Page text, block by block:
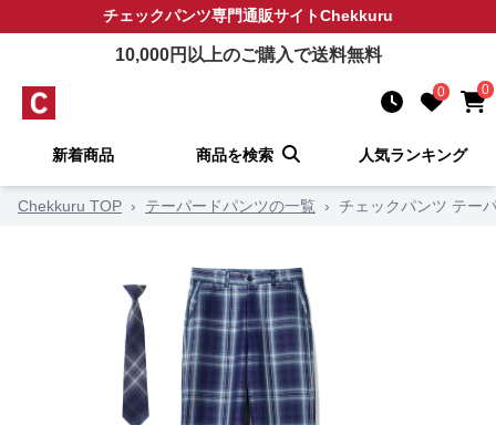
チェックパンツ専門通販サイトChekkuru
10,000円以上のご購入で送料無料
0 0
新着商品 商品を検索 人気ランキング
Chekkuru TOP › テーパードパンツの一覧 › チェックパンツ テー